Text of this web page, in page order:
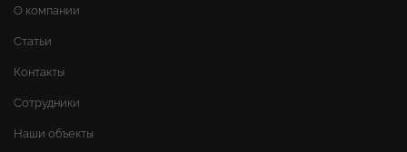
О компании
Статьи
Контакты
Сотрудники
Наши объекты